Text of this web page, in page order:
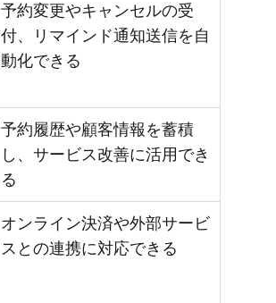
予約変更やキャンセルの受
付、リマインド通知送信を自
動化できる
予約履歴や顧客情報を蓄積
し、サービス改善に活用でき
る
オンライン決済や外部サービ
スとの連携に対応できる